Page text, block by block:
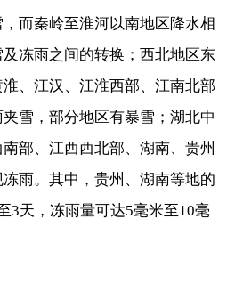
而秦岭至淮河以南地区降水相
冻雨之间的转换；西北地区东
、江汉、江淮西部、江南北部
雪，部分地区有暴雪；湖北中
部、江西西北部、湖南、贵州
雨。其中，贵州、湖南等地的
3天，冻雨量可达5毫米至10毫